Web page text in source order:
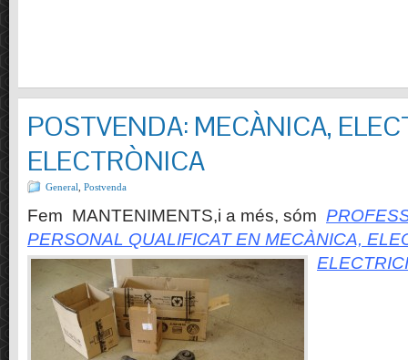
POSTVENDA: MECÀNICA,
ELECTRÒNICA
General Postvenda
Fem MANTENIMENTS,i a més, sóm
PERSONAL QUALIFICAT EN MECÀNICA,